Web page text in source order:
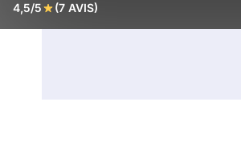
4,5/5 (7 AVIS)